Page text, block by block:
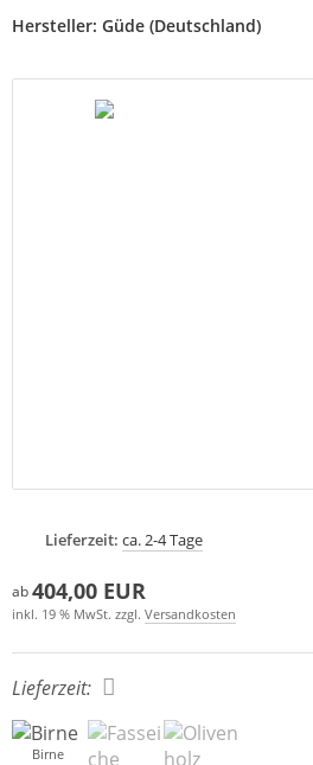
Hersteller: Güde (Deutschland)
Lieferzeit: ca. 2-4 Tage
ab404,00 EUR
inkl. 19 % MwSt. zzgl. Versandkosten
Lieferzeit:
Birne